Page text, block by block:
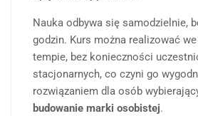
Nauka odbywa się samodzielnie,
godzin. Kurs można realizować we
tempie, bez konieczności
stacjonarnych, co czyni go
rozwiązaniem dla osób
budowanie marki osobistej.